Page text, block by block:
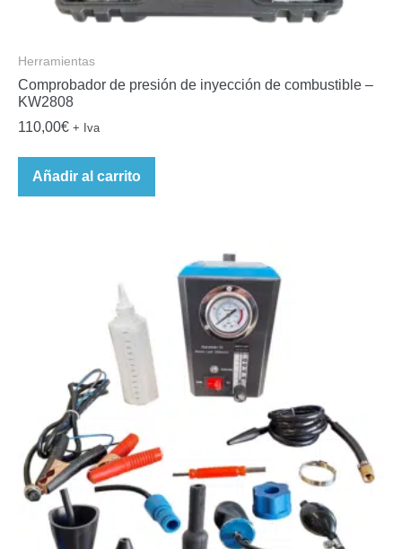
Herramientas
Comprobador de presión de inyección de combustible –
KW2808
110,00€ + Iva
Añadir al carrito